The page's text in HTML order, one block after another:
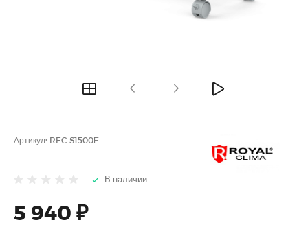
Артикул: REC-S1500Е
В наличии
5 940 ₽